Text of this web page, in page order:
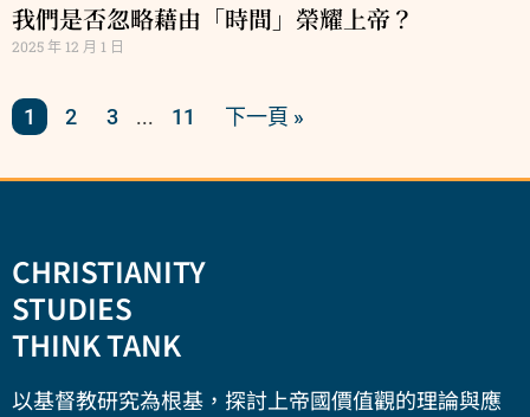
我們是否忽略藉由「時間」榮耀上帝？
2025 年 12 月 1 日
1 2 3 ... 11 下一頁 »
CHRISTIANITY
STUDIES
THINK TANK
以基督教研究為根基，探討上帝國價值觀的理論與應